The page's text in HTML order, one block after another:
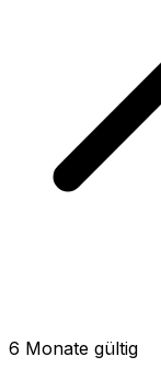
6 Monate gültig